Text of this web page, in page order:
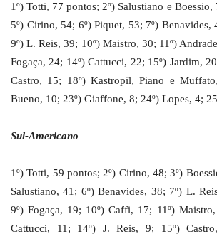
1º) Totti, 77 pontos; 2º) Salustiano e
5º) Cirino, 54; 6º) Piquet, 53; 7º) Benavides,
9º) L. Reis, 39; 10º) Maistro, 30; 11º)
Fogaça, 24; 14º) Cattucci, 22; 15º) Jardim,
Castro, 15; 18º) Kastropil, Piano e
Bueno, 10; 23º) Giaffone, 8; 24º) Lopes, 4;
Sul-Americano
1º) Totti, 59 pontos; 2º) Cirino, 48; 3º)
Salustiano, 41; 6º) Benavides, 38; 7º) L.
9º) Fogaça, 19; 10º) Caffi, 17; 11º)
Cattucci, 11; 14º) J. Reis, 9; 15º)